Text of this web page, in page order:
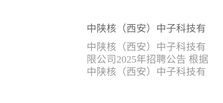
登记表》(见附件2）并如实
填写。并将《应聘人员登记
表》和本人学历学位证书和
相关证件扫描件发送至报名
本科西安石油大学测控技术
月本科西安石油大学通信工
程社招3王小明男1981年11月
本科西安石油大学测控技术
中陕核（西安）中子科技有
限公司2025年招聘公告
中陕核（西安）中子科技有
限公司2025年招聘公告 根据
中陕核（西安）中子科技有